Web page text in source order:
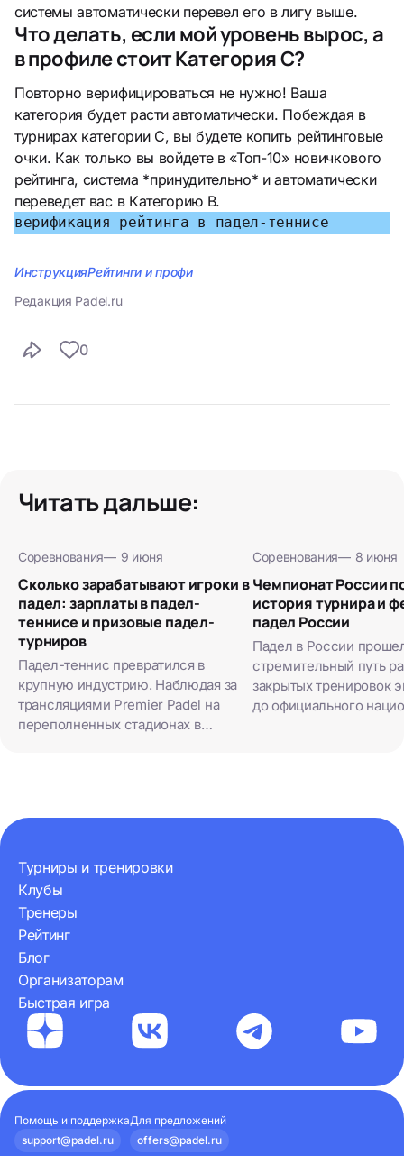
системы автоматически перевел его в лигу выше.
Что делать, если мой уровень вырос, а
в профиле стоит Категория С?
Повторно верифицироваться не нужно! Ваша
категория будет расти автоматически. Побеждая в
турнирах категории С, вы будете копить рейтинговые
очки. Как только вы войдете в «Топ-10» новичкового
рейтинга, система *принудительно* и автоматически
переведет вас в Категорию B.
верификация рейтинга в падел-теннисе
ИнструкцияРейтинги и профи
Редакция Padel.ru
0
Читать дальше:
Соревнования— 9 июня
Сколько зарабатывают игроки в
падел: зарплаты в падел-
теннисе и призовые падел-
турниров
Падел-теннис превратился в
крупную индустрию. Наблюдая за
трансляциями Premier Padel на
переполненных стадионах в
Соревнования— 8 июня
Чемпионат России
история турнира и
падел России
Падел в России
стремительный путь
закрытых тренировок
до официального
Турниры и тренировки
Клубы
Тренеры
Рейтинг
Блог
Организаторам
Быстрая игра
Помощь и поддержка
support@padel.ru
Для предложений
offers@padel.ru
Наши документы